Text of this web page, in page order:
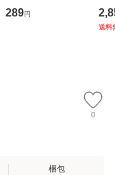
産限定盤） / 清水
翔太×加藤ミリヤ /
289円
タ
送料
0
梱包